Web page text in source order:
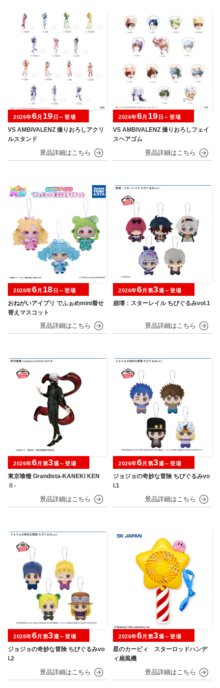
VS AMBIVALENZ 撮りおろしアクリ
ルスタンド
2026年6月 19 日～登場
VS AMBIVALENZ 撮りおろしフェイ
スヘアゴム
2026年6月 19 日～登場
おねがいアイプリ でふぉめmini着せ
替えマスコット
2026年6月 18 日～登場
崩壊：スターレイル ちびぐるみvol.1
2026年6月第3週～登場
東京喰種 Grandista-KANEKI KEN
Ⅱ-
2026年6月第3週～登場
ジョジョの奇妙な冒険 ちびぐるみvo
l.1
2026年6月第3週～登場
ジョジョの奇妙な冒険 ちびぐるみvo
l.2
2026年6月第3週～登場
星のカービィ スターロッドハンデ
ィ扇風機
2026年6月第3週～登場